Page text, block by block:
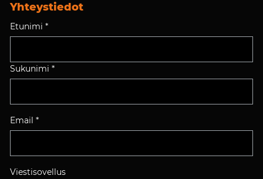
Yhteystiedot
Etunimi *
Sukunimi *
Email *
Viestisovellus